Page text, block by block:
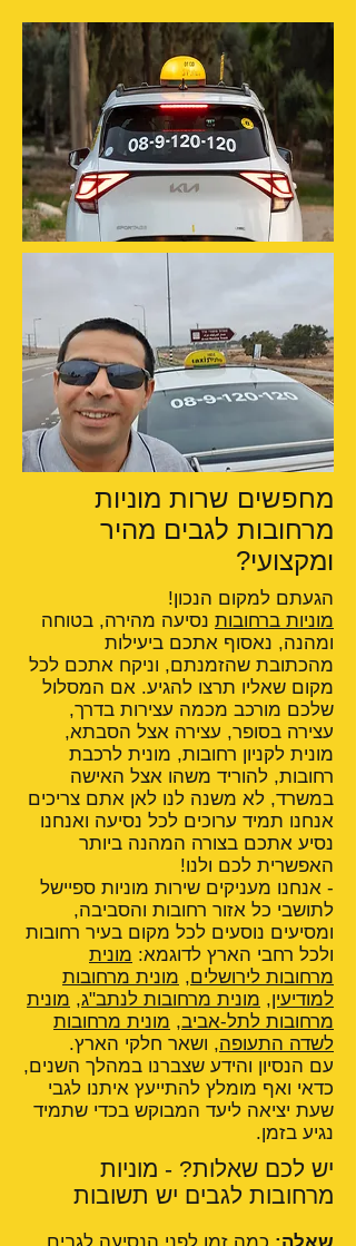
מחפשים שרות מוניות
מרחובות לגבים מהיר
ומקצועי?
הגעתם למקום הנכון!
מוניות ברחובות נסיעה מהירה, בטוחה
ומהנה, נאסוף אתכם ביעילות
מהכתובת שהזמנתם, וניקח אתכם לכל
מקום שאליו תרצו להגיע. אם המסלול
שלכם מורכב מכמה עצירות בדרך,
עצירה בסופר, עצירה אצל הסבתא,
מונית לקניון רחובות, מונית לרכבת
רחובות, להוריד משהו אצל האישה
במשרד, לא משנה לנו לאן אתם צריכים
אנחנו תמיד ערוכים לכל נסיעה ואנחנו
נסיע אתכם בצורה המהנה ביותר
האפשרית לכם ולנו!
- אנחנו מעניקים שירות מוניות ספיישל
לתושבי כל אזור רחובות והסביבה,
ומסיעים נוסעים לכל מקום בעיר רחובות
ולכל רחבי הארץ לדוגמא: מונית
מרחובות לירושלים, מונית מרחובות
למודיעין, מונית מרחובות לנתב"ג, מונית
מרחובות לתל-אביב, מונית מרחובות
לשדה התעופה, ושאר חלקי הארץ.
עם הנסיון והידע שצברנו במהלך השנים,
כדאי ואף מומלץ להתייעץ איתנו לגבי
שעת יציאה ליעד המבוקש בכדי שתמיד
נגיע בזמן.
יש לכם שאלות? - מוניות
מרחובות לגבים יש תשובות